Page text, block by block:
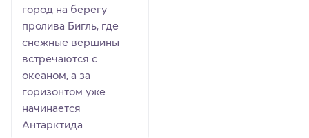
город на берегу
пролива Бигль, где
снежные вершины
встречаются с
океаном, а за
горизонтом уже
начинается
Антарктида